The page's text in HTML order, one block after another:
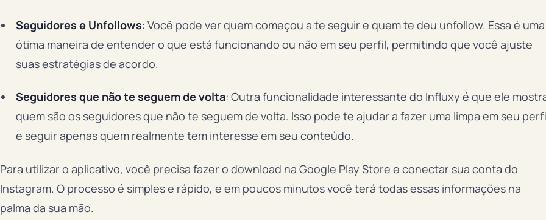
Seguidores e Unfollows: Você pode ver quem começou a te seguir e quem te deu unfollow. Essa é uma
ótima maneira de entender o que está funcionando ou não em seu perfil, permitindo que você ajuste
suas estratégias de acordo.
Seguidores que não te seguem de volta: Outra funcionalidade interessante do Influxy é que ele
quem são os seguidores que não te seguem de volta. Isso pode te ajudar a fazer uma limpa em seu
e seguir apenas quem realmente tem interesse em seu conteúdo.
Para utilizar o aplicativo, você precisa fazer o download na Google Play Store e conectar sua conta do
Instagram. O processo é simples e rápido, e em poucos minutos você terá todas essas informações na
palma da sua mão.